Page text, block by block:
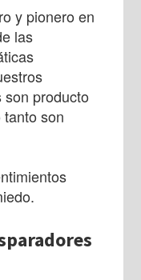
y pionero en
las
producto
son